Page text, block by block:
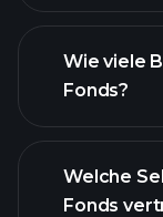
Bestände
Bestände
Wie viele
Fonds?
Welche
Fonds